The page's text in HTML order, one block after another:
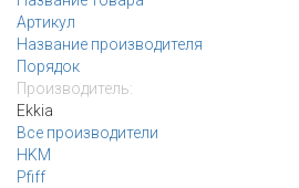
Артикул
Название производителя
Порядок
Производитель:
Ekkia
Все производители
HKM
Pfiff